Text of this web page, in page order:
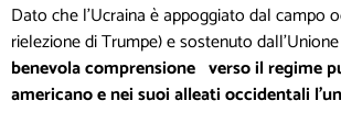
Dato che l’Ucraina è appoggiato dal campo
rielezione di Trumpe) e sostenuto
benevola comprensione verso il regime
americano e nei suoi alleati occidentali